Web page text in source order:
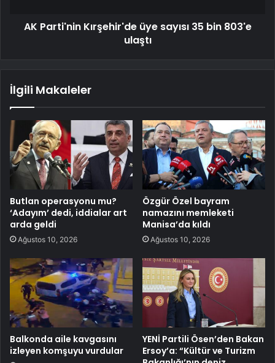
AK Parti'nin Kırşehir'de üye sayısı 35 bin 803'e
ulaştı
İlgili Makaleler
Butlan operasyonu mu?
‘Adayım’ dedi, iddialar art
arda geldi
Ağustos 10, 2026
Özgür Özel bayram
namazını memleketi
Manisa’da kıldı
Ağustos 10, 2026
Balkonda aile kavgasını
izleyen komşuyu vurdular
YENİ Partili Ösen’den Bakan
Ersoy’a: “Kültür ve Turizm